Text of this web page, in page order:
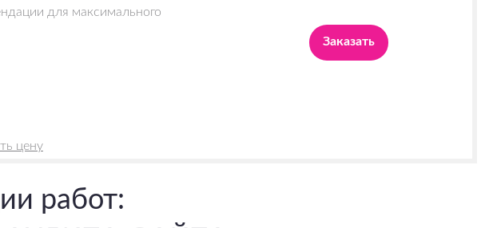
Заказать
для максимального
цену
работ: